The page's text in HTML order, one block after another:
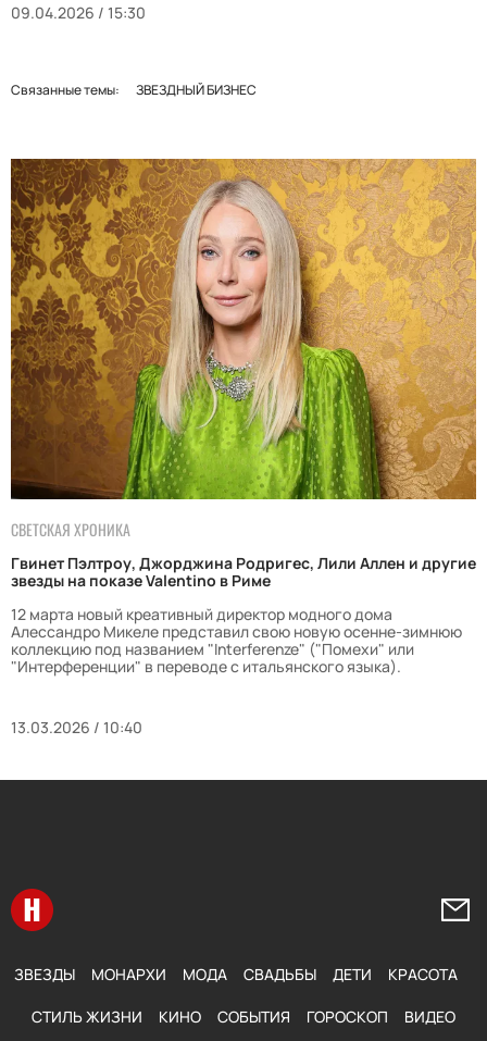
09.04.2026 / 15:30
Связанные темы: ЗВЕЗДНЫЙ БИЗНЕС
СВЕТСКАЯ ХРОНИКА
Гвинет Пэлтроу, Джорджина Родригес, Лили Аллен и другие
звезды на показе Valentino в Риме
12 марта новый креативный директор модного дома
Алессандро Микеле представил свою новую осенне-зимнюю
коллекцию под названием "Interferenze" ("Помехи" или
"Интерференции" в переводе с итальянского языка).
13.03.2026 / 10:40
Перейти на главную
ЗВЕЗДЫ МОНАРХИ МОДА СВАДЬБЫ ДЕТИ КРАСОТА
СТИЛЬ ЖИЗНИ КИНО СОБЫТИЯ ГОРОСКОП ВИДЕО